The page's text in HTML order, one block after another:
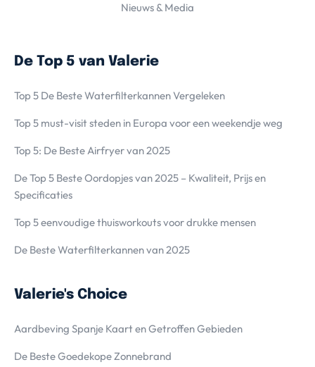
Nieuws & Media
De Top 5 van Valerie
Top 5 De Beste Waterfilterkannen Vergeleken
Top 5 must-visit steden in Europa voor een weekendje weg
Top 5: De Beste Airfryer van 2025
De Top 5 Beste Oordopjes van 2025 – Kwaliteit, Prijs en
Specificaties
Top 5 eenvoudige thuisworkouts voor drukke mensen
De Beste Waterfilterkannen van 2025
Valerie's Choice
Aardbeving Spanje Kaart en Getroffen Gebieden
De Beste Goedekope Zonnebrand